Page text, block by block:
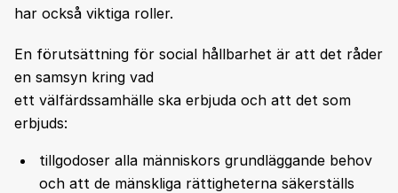
har också viktiga roller.
En förutsättning för social hållbarhet är att det råder
en samsyn kring vad
ett välfärdssamhälle ska erbjuda och att det som
erbjuds:
tillgodoser alla människors grundläggande behov
och att de mänskliga rättigheterna säkerställs